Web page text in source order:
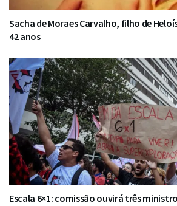
Sacha de Moraes Carvalho, filho de
42 anos
Escala 6×1: comissão ouvirá três